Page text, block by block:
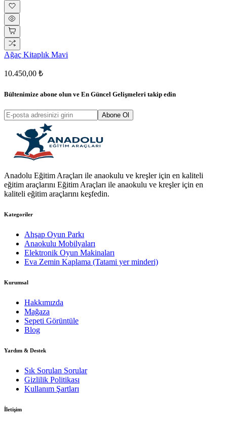
Ağaç Kitaplık Mavi
10.450,00 ₺
Bültenimize abone olun ve En Güncel Gelişmeleri takip edin
Abone Ol
Anadolu Eğitim Araçları ile anaokulu ve kreşler için en kaliteli
eğitim araçlarını Eğitim Araçları ile anaokulu ve kreşler için en
kaliteli eğitim araçlarını keşfedin.
Kategoriler
Ahşap Oyun Parkı
Anaokulu Mobilyaları
Elektronik Oyun Makinaları
Eva Zemin Kaplama (Tatami yer minderi)
Kurumsal
Hakkımızda
Mağaza
Sepeti Görüntüle
Blog
Yardım & Destek
Sık Sorulan Sorular
Gizlilik Politikası
Kullanım Şartları
İletişim